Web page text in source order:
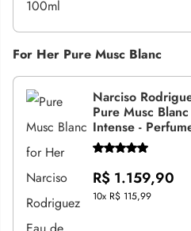
For Her Pure Musc Blanc
Narciso
Pure Musc
Intense -
R$ 1.159,90
10x R$ 115,99